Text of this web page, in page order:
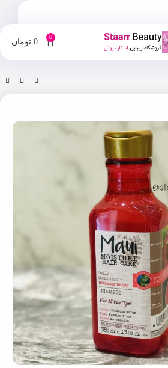
0
0 تومان
فروشگاه شامپو